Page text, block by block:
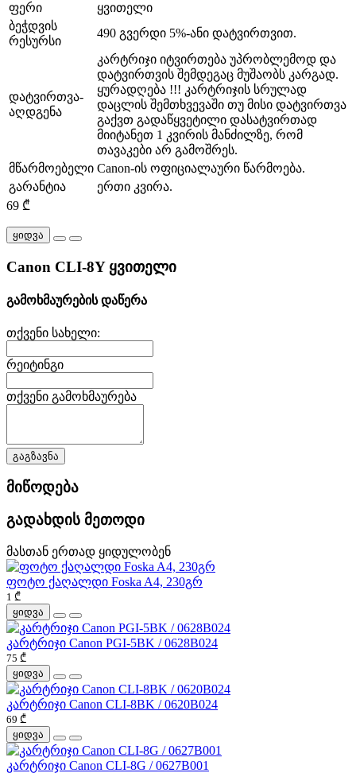
ფერი
ყვითელი
ბეჭდვის
რესურსი
490 გვერდი 5%-ანი დატვირთვით.
დატვირთვა-
აღდგენა
კარტრიჯი იტვირთება უპრობლემოდ და
დატვირთვის შემდეგაც მუშაობს კარგად.
ყურადღება !!! კარტრიჯის სრულად
დაცლის შემთხვევაში თუ მისი დატვირთვა
გაქვთ გადაწყვეტილი დასატვირთად
მიიტანეთ 1 კვირის მანძილზე, რომ
თავაკები არ გამოშრეს.
მწარმოებელი Canon-ის ოფიციალაური წარმოება.
გარანტია
ერთი კვირა.
69 ₾
ყიდვა
Canon CLI-8Y ყვითელი
გამოხმაურების დაწერა
თქვენი სახელი:
რეიტინგი
თქვენი გამოხმაურება
გაგზავნა
მიწოდება
გადახდის მეთოდი
მასთან ერთად ყიდულობენ
ფოტო ქაღალდი Foska A4, 230გრ
1 ₾
ყიდვა
კარტრიჯი Canon PGI-5BK / 0628B024
75 ₾
ყიდვა
კარტრიჯი Canon CLI-8BK / 0620B024
69 ₾
ყიდვა
კარტრიჯი Canon CLI-8G / 0627B001